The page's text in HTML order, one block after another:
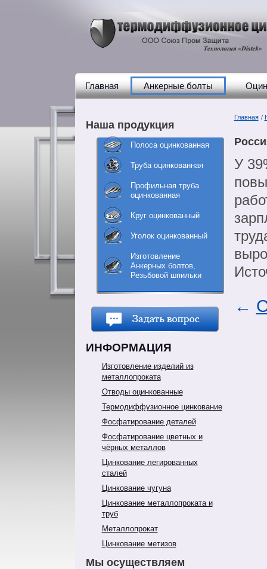
Главная Анкерные болты
Наша продукция
Полоса оцинкованная
Труба оцинкованная
Профильная труба
оцинкованная
Круг оцинкованный
Уголок оцинкованный
Изготовление
Анкерных болтов,
Резьбовой шпильки
ИНФОРМАЦИЯ
Изготовление изделий из
металлопроката
Отводы оцинкованные
Термодиффузионное цинкование
Фосфатирование деталей
Фосфатирование цветных и
чёрных металлов
Цинкование легированных
сталей
Цинкование чугуна
Цинкование металлопроката и
труб
Металлопрокат
Цинкование метизов
Мы осуществляем
Главная /
У
←